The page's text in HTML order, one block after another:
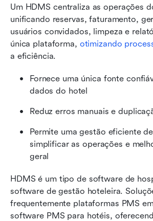
Um HDMS centraliza as operações
unificando reservas, faturamento,
usuários convidados, limpeza e
única plataforma, otimizando
a eficiência.
Fornece uma única fonte
dados do hotel
Reduz erros manuais e
Permite uma gestão eficiente
simplificar as operações e
geral
HDMS é um tipo de software de
software de gestão hoteleira.
frequentemente plataformas PMS
software PMS para hotéis,